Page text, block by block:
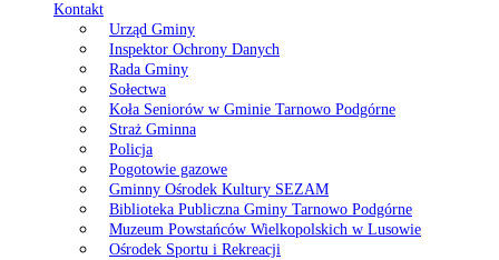
Kontakt
Urząd Gminy
Inspektor Ochrony Danych
Rada Gminy
Sołectwa
Koła Seniorów w Gminie Tarnowo Podgórne
Straż Gminna
Policja
Pogotowie gazowe
Gminny Ośrodek Kultury SEZAM
Biblioteka Publiczna Gminy Tarnowo Podgórne
Muzeum Powstańców Wielkopolskich w Lusowie
Ośrodek Sportu i Rekreacji